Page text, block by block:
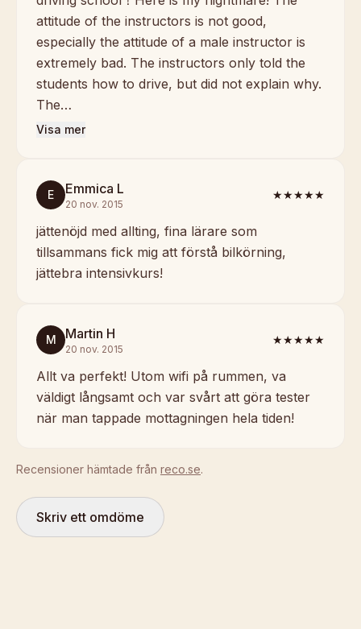
attitude of the instructors is not good,
especially the attitude of a male instructor is
extremely bad. The instructors only told the
students how to drive, but did not explain why.
The…
Visa mer
E Emmica L
20 nov. 2015
★★★★★
jättenöjd med allting, fina lärare som
tillsammans fick mig att förstå bilkörning,
jättebra intensivkurs!
M Martin H
20 nov. 2015
★★★★★
Allt va perfekt! Utom wifi på rummen, va
väldigt långsamt och var svårt att göra tester
när man tappade mottagningen hela tiden!
Recensioner hämtade från reco.se.
Skriv ett omdöme